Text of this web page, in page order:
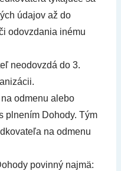
údajov až do
odovzdania inému
neodovzdá do 3.
odmenu alebo
plnením Dohody. Tým
na odmenu
povinný najmä: